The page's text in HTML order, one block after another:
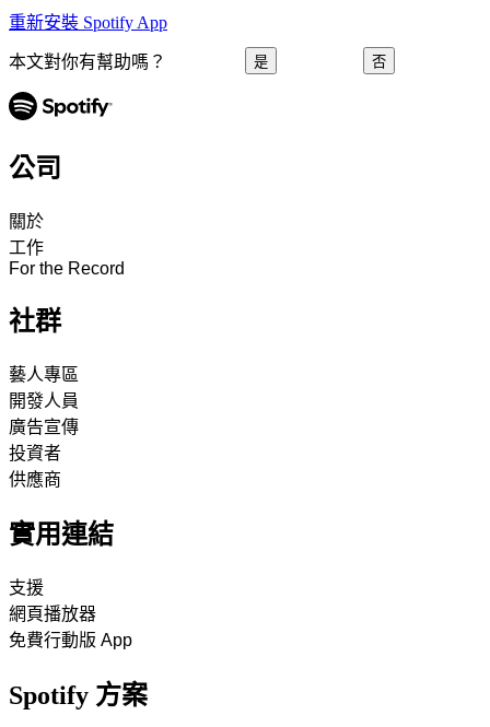
重新安裝 Spotify App
本文對你有幫助嗎？ 是 否
公司
關於
工作
For the Record
社群
藝人專區
開發人員
廣告宣傳
投資者
供應商
實用連結
支援
網頁播放器
免費行動版 App
Spotify 方案